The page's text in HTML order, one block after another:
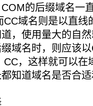
的后缀域名一
域名则是以直线
，使用量大的自
域名时，则应该
CC，这样就可以在
知道域名是否合